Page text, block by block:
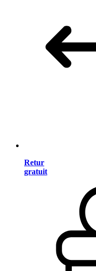
Retur
gratuit